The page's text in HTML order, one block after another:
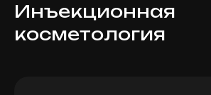
Инъекционная
косметология